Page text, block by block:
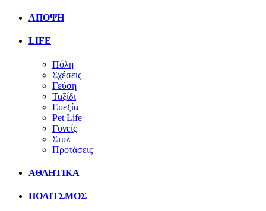
ΑΠΟΨΗ
LIFE
Πόλη
Σχέσεις
Γεύση
Ταξίδι
Ευεξία
Pet Life
Γονείς
Στυλ
Προτάσεις
ΑΘΛΗΤΙΚΑ
ΠΟΛΙΤΣΜΟΣ